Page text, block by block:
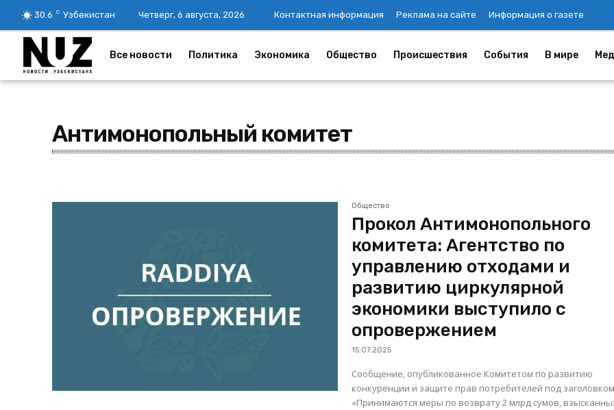
30.6 C Узбекистан Четверг, 6 августа, 2026 Контактная информация Реклама на сайте Информация о газете
Все новости Политика Экономика Общество Происшествия События В мире
Антимонопольный комитет
Общество
Прокол Антимонопольного
комитета: Агентство по
управлению отходами и
развитию циркулярной
экономики выступило с
опровержением
15.07.2025
Сообщение, опубликованное Комитетом по развитию
конкуренции и защите прав потребителей под заголовком
«Принимаются меры по возврату 2 млрд сумов,